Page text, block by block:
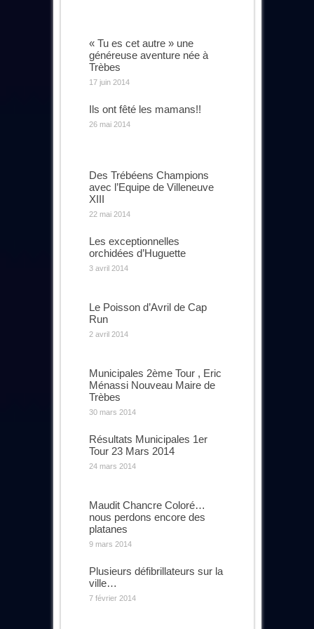
« Tu es cet autre » une
généreuse aventure née à
Trèbes
17 juin 2014
Ils ont fêté les mamans!!
26 mai 2014
Des Trébéens Champions
avec l’Equipe de Villeneuve
XIII
22 mai 2014
Les exceptionnelles
orchidées d’Huguette
3 avril 2014
Le Poisson d’Avril de Cap
Run
2 avril 2014
Municipales 2ème Tour , Eric
Ménassi Nouveau Maire de
Trèbes
30 mars 2014
Résultats Municipales 1er
Tour 23 Mars 2014
24 mars 2014
Maudit Chancre Coloré…
nous perdons encore des
platanes
9 mars 2014
Plusieurs défibrillateurs sur la
ville…
7 février 2014